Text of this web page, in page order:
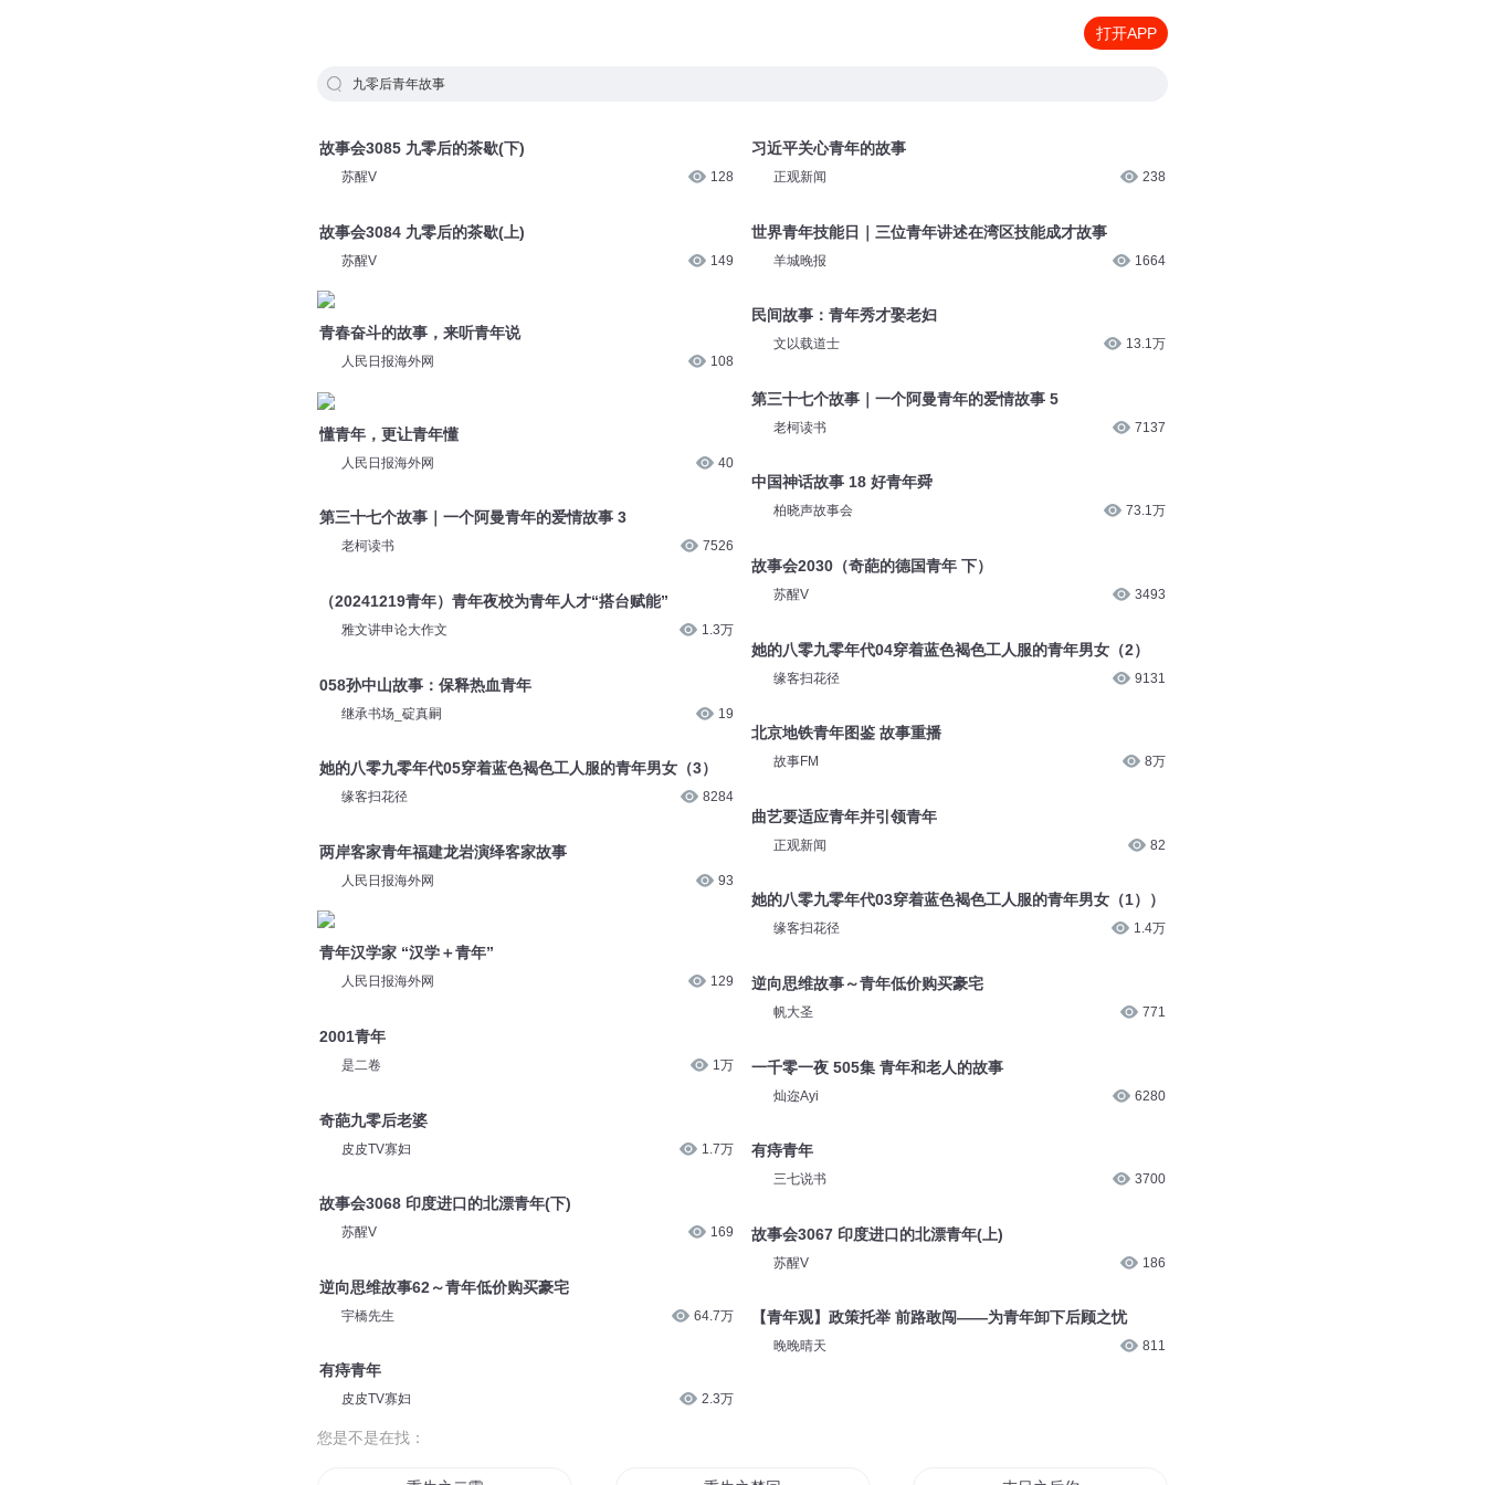
打开APP
九零后青年故事
故事会3085 九零后的茶歇(下)
苏醒V 128
故事会3084 九零后的茶歇(上)
苏醒V 149
青春奋斗的故事，来听青年说
人民日报海外网 108
懂青年，更让青年懂
人民日报海外网 40
第三十七个故事｜一个阿曼青年的爱情故事 3
老柯读书 7526
（20241219青年）青年夜校为青年人才“搭台赋能”
雅文讲申论大作文 1.3万
058孙中山故事：保释热血青年
继承书场_碇真嗣 19
她的八零九零年代05穿着蓝色褐色工人服的青年男女（3）
缘客扫花径 8284
两岸客家青年福建龙岩演绎客家故事
人民日报海外网 93
青年汉学家 “汉学＋青年”
人民日报海外网 129
2001青年
是二卷 1万
奇葩九零后老婆
皮皮TV寡妇 1.7万
故事会3068 印度进口的北漂青年(下)
苏醒V 169
逆向思维故事62～青年低价购买豪宅
宇橋先生 64.7万
有痔青年
皮皮TV寡妇 2.3万
习近平关心青年的故事
正观新闻 238
世界青年技能日｜三位青年讲述在湾区技能成才故事
羊城晚报 1664
民间故事：青年秀才娶老妇
文以载道士 13.1万
第三十七个故事｜一个阿曼青年的爱情故事 5
老柯读书 7137
中国神话故事 18 好青年舜
柏晓声故事会 73.1万
故事会2030（奇葩的德国青年 下）
苏醒V 3493
她的八零九零年代04穿着蓝色褐色工人服的青年男女（2）
缘客扫花径 9131
北京地铁青年图鉴 故事重播
故事FM 8万
曲艺要适应青年并引领青年
正观新闻 82
她的八零九零年代03穿着蓝色褐色工人服的青年男女（1））
缘客扫花径 1.4万
逆向思维故事～青年低价购买豪宅
帆大圣 771
一千零一夜 505集 青年和老人的故事
灿迩Ayi 6280
有痔青年
三七说书 3700
故事会3067 印度进口的北漂青年(上)
苏醒V 186
【青年观】政策托举 前路敢闯——为青年卸下后顾之忧
晚晚晴天 811
您是不是在找：